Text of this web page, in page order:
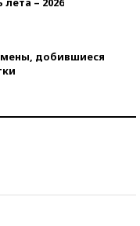
добившиеся